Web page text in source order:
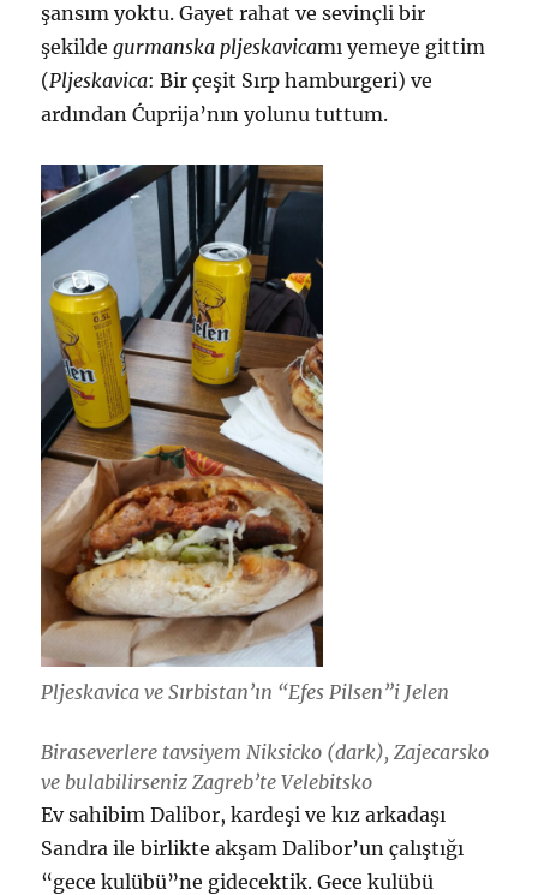
şansım yoktu. Gayet rahat ve sevinçli bir
şekildegurmanska pljeskavicamı yemeye gittim
(Pljeskavica: Bir çeşit Sırp hamburgeri) ve
ardından Ćuprija’nın yolunu tuttum.
Pljeskavica ve Sırbistan’ın “Efes Pilsen”i Jelen
Biraseverlere tavsiyem Niksicko (dark), Zajecarsko
ve bulabilirseniz Zagreb’te Velebitsko
Ev sahibim Dalibor, kardeşi ve kız arkadaşı
Sandra ile birlikte akşam Dalibor’un çalıştığı
“gece kulübü”ne gidecektik. Gece kulübü